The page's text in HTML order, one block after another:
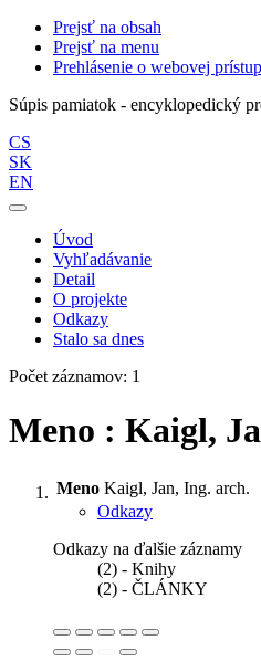
Prejsť na obsah
Prejsť na menu
Prehlásenie o webovej
Súpis pamiatok - encyklopedický
CS
SK
EN
Úvod
Vyhľadávanie
Detail
O projekte
Odkazy
Stalo sa dnes
Počet záznamov: 1
Meno : Kaigl,
Meno Kaigl, Jan, Ing. arch.
Odkazy
Odkazy na ďalšie záznamy
(2) - Knihy
(2) - ČLÁNKY